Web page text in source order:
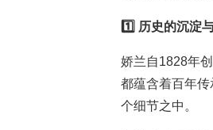
1️⃣ 历史的沉淀
娇兰自1828年
都蕴含着百年
个细节之中。